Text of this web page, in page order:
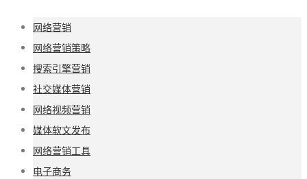
网络营销
网络营销策略
搜索引擎营销
社交媒体营销
网络视频营销
媒体软文发布
网络营销工具
电子商务